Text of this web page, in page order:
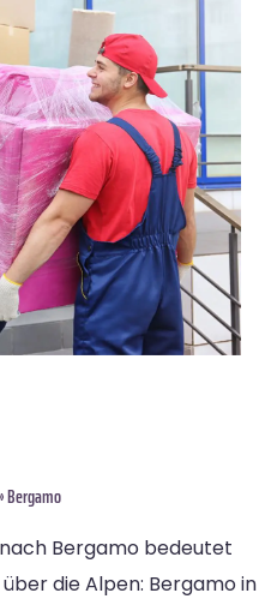
Bergamo
Bergamo bedeutet
die Alpen: Bergamo in